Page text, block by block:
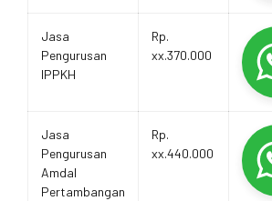
Jasa
Pengurusan
IPPKH
Rp.
xx.370.000
Jasa
Pengurusan
Amdal
Pertambangan
Rp.
xx.440.000